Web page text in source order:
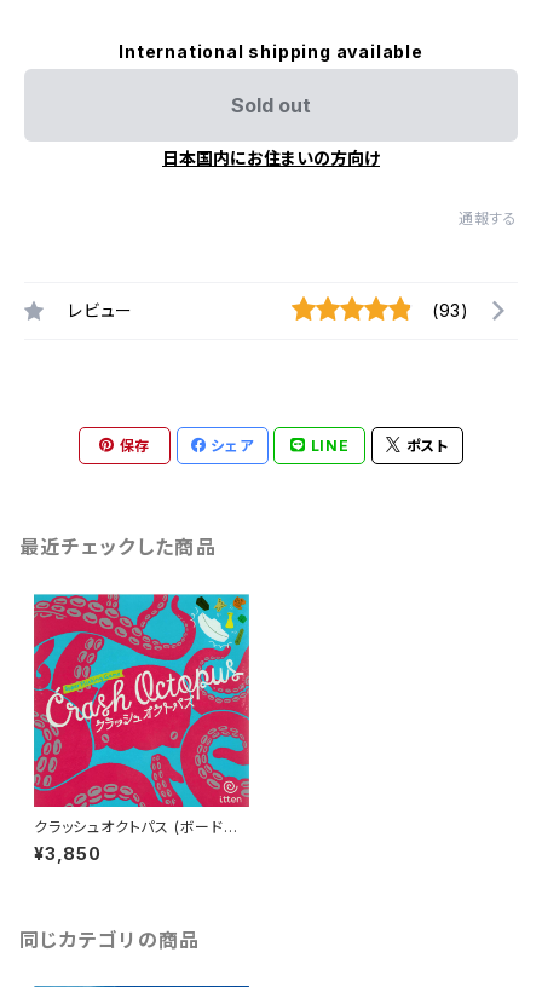
International shipping available
Sold out
日本国内にお住まいの方向け
通報する
レビュー (93)
保存 シェア LINE ポスト
最近チェックした商品
クラッシュオクトパス (ボードゲ
ーム カードゲーム) 7歳以上 20
分程度 2-4人用
¥3,850
同じカテゴリの商品